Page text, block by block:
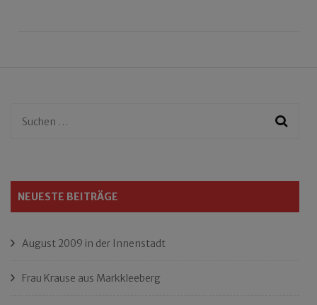
Suchen
NEUESTE BEITRÄGE
August 2009 in der Innenstadt
Frau Krause aus Markkleeberg